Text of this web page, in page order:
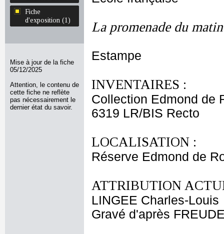
Fiche
d'exposition (1)
Mise à jour de la fiche
05/12/2025
Attention, le contenu de
cette fiche ne reflète
pas nécessairement le
dernier état du savoir.
La promenade du
Estampe
INVENTAIRES :
Collection Edmond de
6319 LR/BIS Recto
LOCALISATION :
Réserve Edmond de
ATTRIBUTION
LINGEE Charles-Louis
Gravé d'après